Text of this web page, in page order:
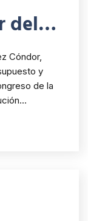
del
año
la
Cóndor,
y
de la